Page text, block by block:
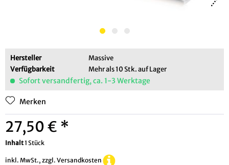
Hersteller
Massive
Verfügbarkeit
Mehr als 10 Stk. auf Lager
Sofort versandfertig, ca. 1-3 Werktage
Merken
27,50 € *
Inhalt1 Stück
inkl. MwSt., zzgl. Versandkosten